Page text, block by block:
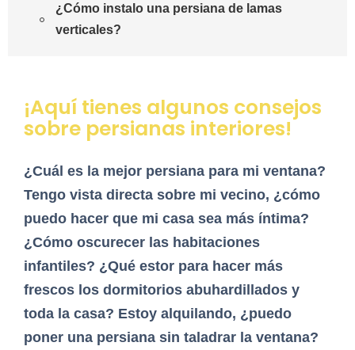
¿Cómo instalo una persiana de lamas
verticales?
¡Aquí tienes algunos consejos
sobre persianas interiores!
¿Cuál es la mejor persiana para mi ventana?
Tengo vista directa sobre mi vecino, ¿cómo
puedo hacer que mi casa sea más íntima?
¿Cómo oscurecer las habitaciones
infantiles? ¿Qué estor para hacer más
frescos los dormitorios abuhardillados y
toda la casa? Estoy alquilando, ¿puedo
poner una persiana sin taladrar la ventana?